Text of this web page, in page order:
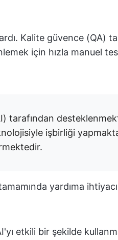
Kalite güvence (QA)
için hızla manuel
tarafından
işbirliği
yardıma
etkili bir şekilde